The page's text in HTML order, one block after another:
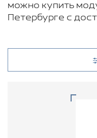
можно купить
Петербурге с